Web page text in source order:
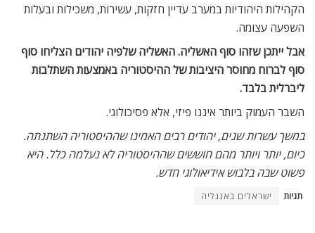
הקהילות היהודיות במערב עדיין חזקות, עשירות, משכילות ובעלות
השפעה עצומה.
אבל ייתכן שזהו סוף האשליה. האשליה שלפיה יהודים הצליחו סוף
סוף לברוח מחוסר היציבות של ההיסטוריה באמצעות השתלבות
ליברלית בלבד.
השבר העמוק ביותר איננו פיזי, אלא פסיכולוגי.
במשך עשרות שנים, יהודים רבים האמינו שההיסטוריה השתנתה.
כיום, יותר ויותר מהם חוששים שההיסטוריה לא נעלמה כלל. היא
פשוט שבה בלבוש אידיאולוגי חדש.
תגיות ישראלים באנגליה